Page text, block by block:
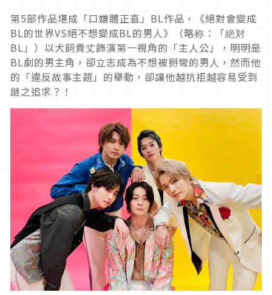
第5部作品堪成「口嫌體正直」BL作品，《絕對會變成
BL的世界VS絕不想變成BL的男人》（略称：「絶対
BL」）以犬飼貴丈飾演第一視角的「主人公」，明明是
BL劇的男主角，卻立志成為不想被掰彎的男人，然而他
的「違反故事主題」的舉動，卻讓他越抗拒越容易受到
謎之追求？！